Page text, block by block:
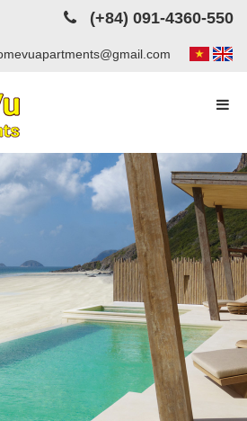
(+84) 091-4360-550